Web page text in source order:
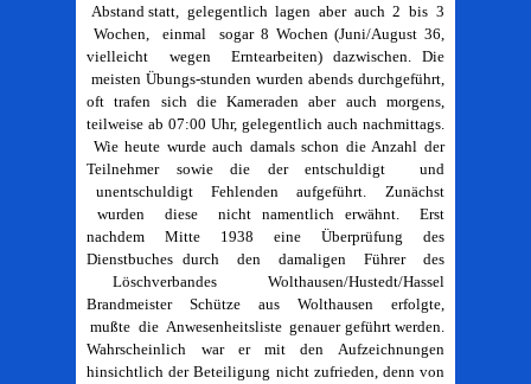
Abstand statt, gelegentlich lagen aber auch 2 bis 3
Wochen, einmal sogar 8 Wochen (Juni/August 36,
vielleicht wegen Erntearbeiten) dazwischen. Die
meisten Übungs-stunden wurden abends durchgeführt,
oft trafen sich die Kameraden aber auch morgens,
teilweise ab 07:00 Uhr, gelegentlich auch nachmittags.
Wie heute wurde auch damals schon die Anzahl der
Teilnehmer sowie die der entschuldigt und
unentschuldigt Fehlenden aufgeführt. Zunächst
wurden diese nicht namentlich erwähnt. Erst
nachdem Mitte 1938 eine Überprüfung des
Dienstbuches durch den damaligen Führer des
Löschverbandes Wolthausen/Hustedt/Hassel
Brandmeister Schütze aus Wolthausen erfolgte,
mußte die Anwesenheitsliste genauer geführt werden.
Wahrscheinlich war er mit den Aufzeichnungen
hinsichtlich der Beteiligung nicht zufrieden, denn von